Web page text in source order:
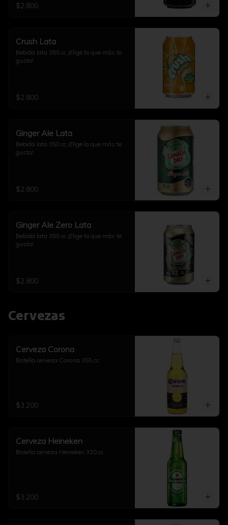
$2.800
Crush Lata
Bebida lata 350 cc ¡Elige la que más te
gusta!
$2.800
Ginger Ale Lata
Bebida lata 350 cc ¡Elige la que más te
gusta!
$2.800
Ginger Ale Zero Lata
Bebida lata 350 cc ¡Elige la que más te
gusta!
$2.800
Cervezas
Cerveza Corona
Botella cerveza Corona 355 cc.
$3.200
Cerveza Heineken
Botella cerveza Heineken 330 cc.
$3.200